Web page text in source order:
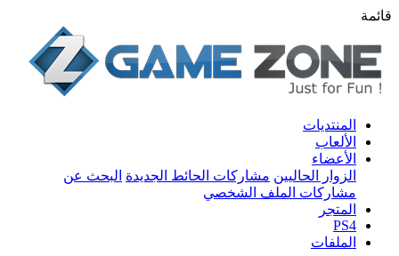
قائمة
المنتديات
الألعاب
الأعضاء
الزوار الحاليين مشاركات الحائط الجديدة البحث عن
مشاركات الملف الشخصي
المتجر
PS4
الملفات